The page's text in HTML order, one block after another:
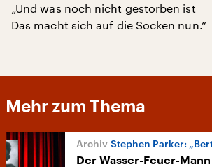
„Und was noch nicht gestorben ist
Das macht sich auf die Socken nun.“
Mehr zum Thema
Stephen Parker: „Bertolt
Der Wasser-Feuer-Mann